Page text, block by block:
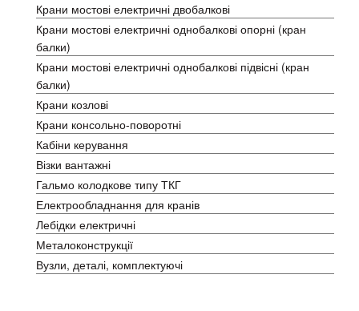
Крани мостові електричні двобалкові
Крани мостові електричні однобалкові опорні (кран
балки)
Крани мостові електричні однобалкові підвісні (кран
балки)
Крани козлові
Крани консольно-поворотні
Кабіни керування
Візки вантажні
Гальмо колодкове типу ТКГ
Електрообладнання для кранів
Лебідки електричні
Металоконструкції
Вузли, деталі, комплектуючі